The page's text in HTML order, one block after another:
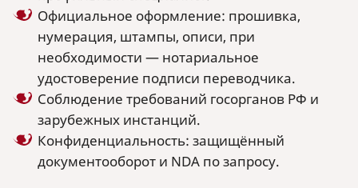
Официальное оформление: прошивка,
нумерация, штампы, описи, при
необходимости — нотариальное
удостоверение подписи переводчика.
Соблюдение требований госорганов РФ и
зарубежных инстанций.
Конфиденциальность: защищённый
документооборот и NDA по запросу.